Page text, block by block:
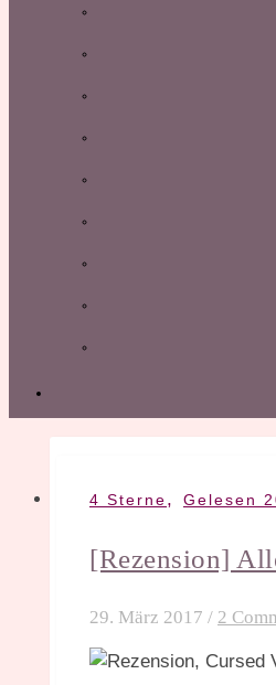
4 Sterne, Gelesen
[Rezension]
29. März 2017 / 2